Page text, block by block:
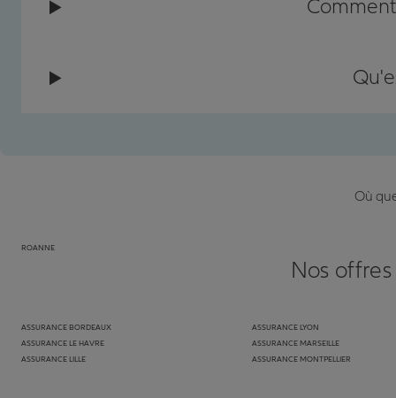
Où
ROANNE
Nos
ASSURANCE BORDEAUX
ASSURANCE LE HAVRE
ASSURANCE LILLE
ASSURANCE LYON
ASSURANCE MARSEILLE
ASSURANCE MONTPELLIER